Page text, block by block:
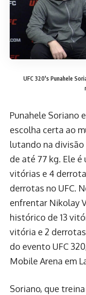
UFC 320's Punahele
Punahele Soriano
escolha certa ao
lutando na
de até 77 kg. Ele é
vitórias e 4
derrotas no UFC.
enfrentar Nikolay
histórico de 13
vitória e 2
do evento UFC
Mobile Arena em
Soriano, que